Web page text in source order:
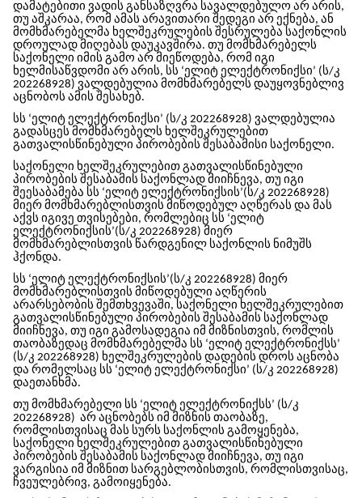
დამატებითი ვადის განსაზღვრა სავალდებულო არ არის,
თუ აშკარაა, რომ ამას არავითარი შედეგი არ ექნება, ან
მომხმარებელმა ხელშეკრულების შესრულება საქონლის
დროულად მიღებას დაუკავშირა. თუ მომხმარებელს
საქონელი იმის გამო არ მიეწოდება, რომ იგი
ხელმისაწვდომი არ არის, სს ‘ელიტ ელექტრონიქსი’ (ს/კ
202268928) ვალდებულია მომხმარებელს დაუყოვნებლივ
აცნობოს ამის შესახებ.
სს ‘ელიტ ელექტრონიქსი’ (ს/კ 202268928) ვალდებულია
გადასცეს მომხმარებელს ხელშეკრულებით
გათვალისწინებული პირობების შესაბამისი საქონელი.
საქონელი ხელშეკრულებით გათვალისწინებული
პირობების შესაბამის საქონლად მიიჩნევა, თუ იგი
შეესაბამება სს ‘ელიტ ელექტრონიქსის’(ს/კ 202268928)
მიერ მომხმარებლისთვის მიწოდებულ აღწერას და მას
აქვს იგივე თვისებები, რომლებიც სს ‘ელიტ
ელექტრონიქსის’(ს/კ 202268928) მიერ
მომხმარებლისთვის წარდგენილ საქონლის ნიმუშს
ჰქონდა.
სს ‘ელიტ ელექტრონიქსის’(ს/კ 202268928) მიერ
მომხმარებლისთვის მიწოდებული აღწერის
არარსებობის შემთხვევაში, საქონელი ხელშეკრულებით
გათვალისწინებული პირობების შესაბამის საქონლად
მიიჩნევა, თუ იგი გამოსადეგია იმ მიზნისთვის, რომლის
თაობაზედაც მომხმარებელმა სს ‘ელიტ ელექტრონიქსს’
(ს/კ 202268928) ხელშეკრულების დადების დროს აცნობა
და რომელსაც სს ‘ელიტ ელექტრონიქსი’ (ს/კ 202268928)
დაეთანხმა.
თუ მომხმარებელი სს ‘ელიტ ელექტრონიქსს’ (ს/კ
202268928) არ აცნობებს იმ მიზნის თაობაზე,
რომლისთვისაც მას სურს საქონლის გამოყენება,
საქონელი ხელშეკრულებით გათვალისწინებული
პირობების შესაბამის საქონლად მიიჩნევა, თუ იგი
ვარგისია იმ მიზნით სარგებლობისთვის, რომლისთვისაც,
ჩვეულებრივ, გამოიყენება.